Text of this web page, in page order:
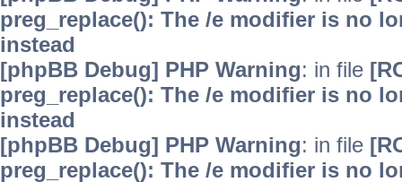
preg_replace(): The /e modifier is no
instead
[phpBB Debug] PHP Warning: in file
preg_replace(): The /e modifier is no
instead
[phpBB Debug] PHP Warning: in file
preg_replace(): The /e modifier is no